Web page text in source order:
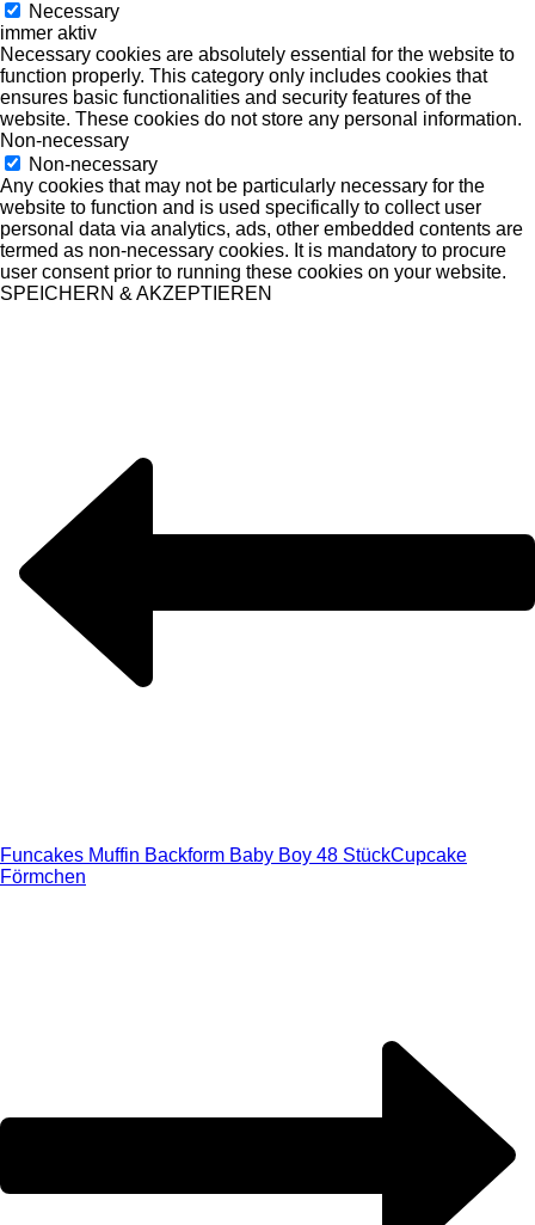
Necessary
immer aktiv
Necessary cookies are absolutely essential for the website to
function properly. This category only includes cookies that
ensures basic functionalities and security features of the
website. These cookies do not store any personal information.
Non-necessary
Non-necessary
Any cookies that may not be particularly necessary for the
website to function and is used specifically to collect user
personal data via analytics, ads, other embedded contents are
termed as non-necessary cookies. It is mandatory to procure
user consent prior to running these cookies on your website.
SPEICHERN & AKZEPTIEREN
Funcakes Muffin Backform Baby Boy 48 StückCupcake
Förmchen